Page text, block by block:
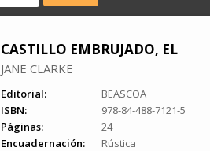
CASTILLO EMBRUJADO, EL
JANE CLARKE
Editorial:
BEASCOA
ISBN:
978-84-488-7121-5
Páginas:
24
Encuadernación:
Rústica